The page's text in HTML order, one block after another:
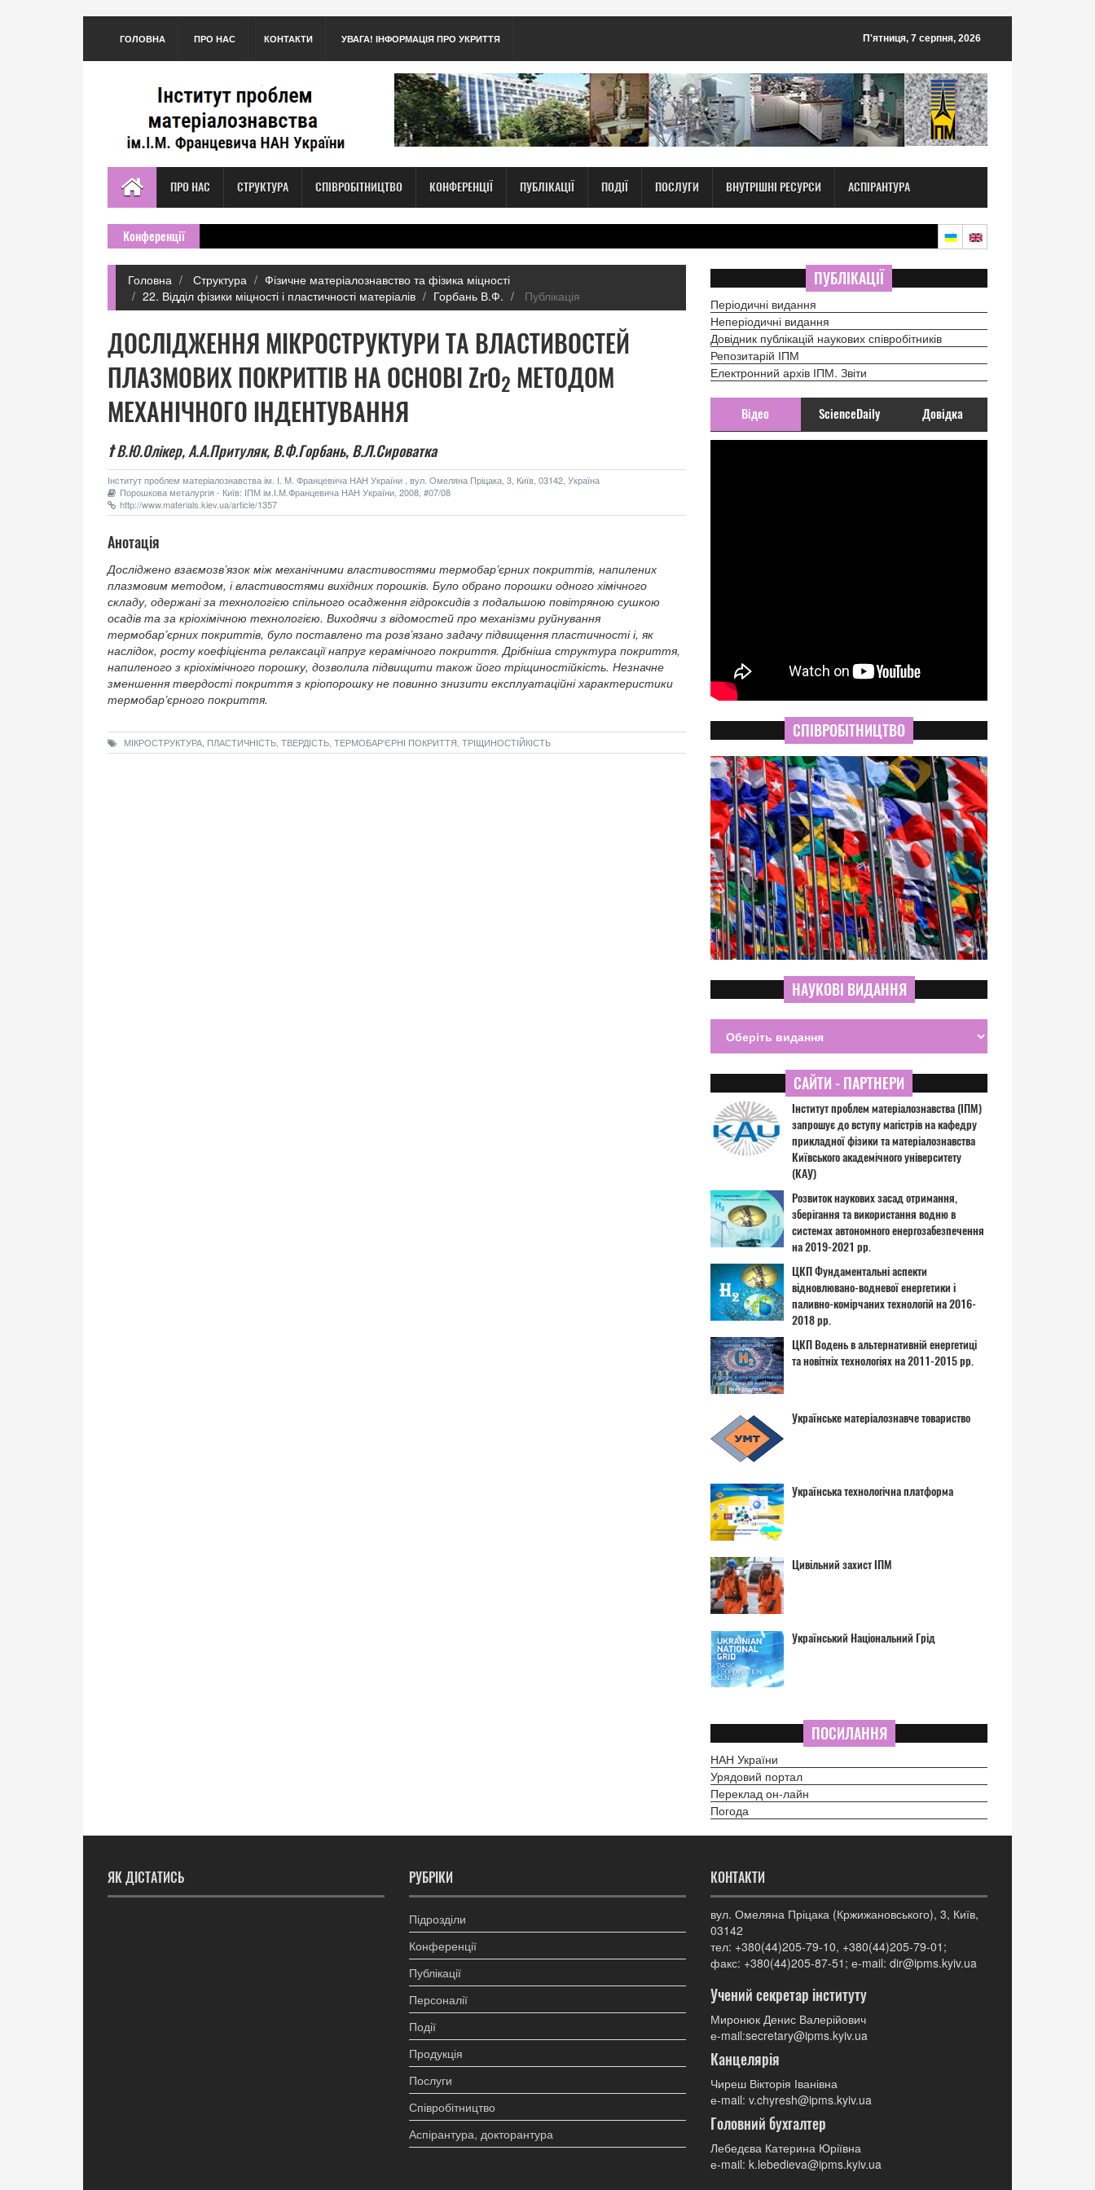
ГОЛОВНА ПРО НАС КОНТАКТИ УВАГА! ІНФОРМАЦІЯ ПРО УКРИТТЯ П'ятниця, 7 серпня, 2026
ПРО НАС СТРУКТУРА СПІВРОБІТНИЦТВО КОНФЕРЕНЦІЇ ПУБЛІКАЦІЇ ПОДІЇ ПОСЛУГИ ВНУТРІШНІ РЕСУРСИ АСПІРАНТУРА
Конференції
Головна Структура
Фізичне матеріалознавство та фізика міцності
22. Відділ фізики міцності і пластичності матеріалів
Горбань В.Ф. Публікація
ДОСЛІДЖЕННЯ МІКРОСТРУКТУРИ ТА ВЛАСТИВОСТЕЙ
ПЛАЗМОВИХ ПОКРИТТІВ НА ОСНОВІ ZrO2 МЕТОДОМ
МЕХАНІЧНОГО ІНДЕНТУВАННЯ
†В.Ю.Олікер, А.А.Притуляк, В.Ф.Горбань, В.Л.Сироватка
Інститут проблем матеріалознавства ім. І. М. Францевича НАН України , вул. Омеляна Пріцака, 3, Київ, 03142, Україна
Порошкова металургія - Київ: ІПМ ім.І.М.Францевича НАН України, 2008, #07/08
http://www.materials.kiev.ua/article/1357
Анотація
Досліджено взаємозв’язок між механічними властивостями термобар’єрних покриттів, напилених
плазмовим методом, і властивостями вихідних порошків. Було обрано порошки одного хімічного
складу, одержані за технологією спільного осадження гідроксидів з подальшою повітряною сушкою
осадів та за кріохімічною технологією. Виходячи з відомостей про механізми руйнування
термобар’єрних покриттів, було поставлено та розв’язано задачу підвищення пластичності і, як
наслідок, росту коефіцієнта релаксації напруг керамічного покриття. Дрібніша структура покриття,
напиленого з кріохімічного порошку, дозволила підвищити також його тріщиностійкість. Незначне
зменшення твердості покриття з кріопорошку не повинно знизити експлуатаційні характеристики
термобар’єрного покриття.
МІКРОСТРУКТУРА, ПЛАСТИЧНІСТЬ, ТВЕРДІСТЬ, ТЕРМОБАР'ЄРНІ ПОКРИТТЯ, ТРІЩИНОСТІЙКІСТЬ
ПУБЛІКАЦІЇ
Періодичні видання
Неперіодичні видання
Довідник публікацій наукових співробітників
Репозитарій ІПМ
Електронний архів ІПМ. Звіти
Відео ScienceDaily Довідка
СПІВРОБІТНИЦТВО
НАУКОВІ ВИДАННЯ
САЙТИ - ПАРТНЕРИ
Інститут проблем матеріалознавства (ІПМ)
запрошує до вступу магістрів на кафедру
прикладної фізики та матеріалознавства
Київського академічного університету
(КАУ)
Розвиток наукових засад отримання,
зберігання та використання водню в
системах автономного енергозабезпечення
на 2019-2021 рр.
ЦКП Фундаментальні аспекти
відновлювано-водневої енергетики і
паливно-комірчаних технологій на 2016-
2018 рр.
ЦКП Водень в альтернативній енергетиці
та новітніх технологіях на 2011-2015 рр.
Українське матеріалознавче товариство
Українська технологічна платформа
Цивільний захист ІПМ
Український Національний Грід
ПОСИЛАННЯ
НАН України
Урядовий портал
Переклад он-лайн
Погода
ЯК ДІСТАТИСЬ РУБРІКИ
Підрозділи
Конференції
Публікації
Персоналії
Події
Продукція
Послуги
Співробітництво
Аспірантура, докторантура
КОНТАКТИ
вул. Омеляна Пріцака (Кржижановського), 3, Київ,
03142
тел: +380(44)205-79-10, +380(44)205-79-01;
факс: +380(44)205-87-51; е-mail: dir@ipms.kyiv.ua
Учений секретар інституту
Миронюк Денис Валерійович
е-mail:secretary@ipms.kyiv.ua
Канцелярія
Чиреш Вікторія Іванівна
е-mail: v.chyresh@ipms.kyiv.ua
Головний бухгалтер
Лебедєва Катерина Юріївна
е-mail: k.lebedieva@ipms.kyiv.ua